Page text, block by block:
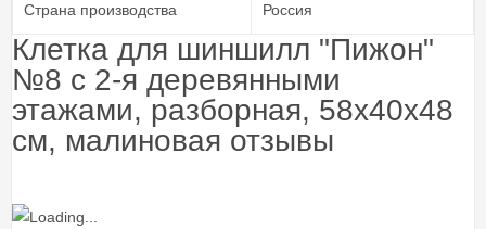
Страна производства Россия
Клетка для шиншилл "Пижон"
№8 с 2-я деревянными
этажами, разборная, 58х40х48
см, малиновая отзывы